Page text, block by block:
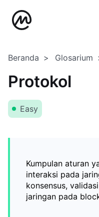
Beranda Glosarium
Protokol
Easy
Kumpulan aturan
interaksi pada
konsensus,
jaringan pada